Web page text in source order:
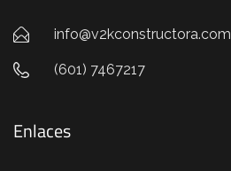
info@v2kconstructora.com
(601) 7467217
Enlaces